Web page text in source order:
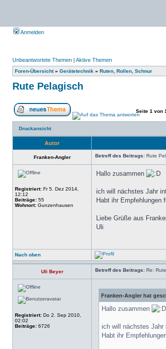
Anmelden
Unbeantwortete Themen | Aktive Themen
Foren-Übersicht» Gerätetechnik » Ruten, Rollen, Schnur
Rute Pelagisch
Seite 1 von 1
Druckansicht
Autor
Franken-Angler Betreff des Beitrags: Rute
Registriert: Fr 5. Dez 2014,
12:12
Beiträge: 55
Wohnort: Gunzenhausen
Hallo zusammen
ich will nächstes Jahr
Habt ihr Empfehlungen
Liebe Grüße aus
Uli
Nach oben
Uli Beyer Betreff des Beitrags: Re:
Registriert: Do 2. Sep 2010,
02:02
Beiträge: 6726
Franken-Angler hat
Hallo zusammen
ich will nächstes Jahr
Habt ihr